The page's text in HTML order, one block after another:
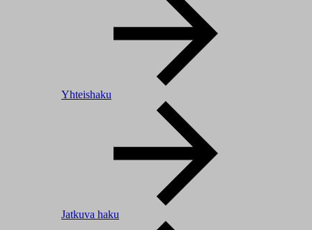
Yhteishaku
Jatkuva haku